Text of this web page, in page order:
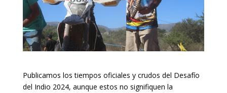
Publicamos los tiempos oficiales y crudos del Desafío
del Indio 2024, aunque estos no signifiquen la